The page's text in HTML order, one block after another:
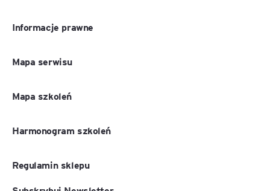
Informacje prawne
Mapa serwisu
Mapa szkoleń
Harmonogram szkoleń
Regulamin sklepu